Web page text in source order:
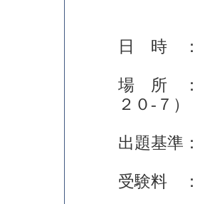
日 時 ：
場 所 ：
２０-７）
出題基準
受験料 ：